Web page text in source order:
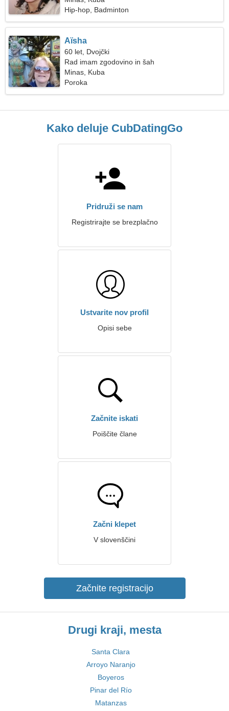
Hip-hop, Badminton
Aïsha
60 let, Dvojčki
Rad imam zgodovino in šah
Minas, Kuba
Poroka
Kako deluje CubDatingGo
Pridruži se nam
Registrirajte se brezplačno
Ustvarite nov profil
Opisi sebe
Začnite iskati
Poiščite člane
Začni klepet
V slovenščini
Začnite registracijo
Drugi kraji, mesta
Santa Clara
Arroyo Naranjo
Boyeros
Pinar del Río
Matanzas